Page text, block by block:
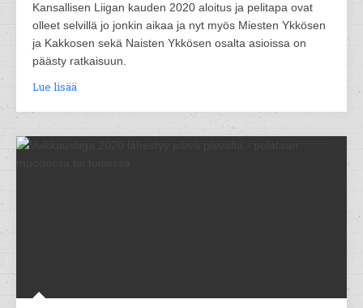
Kansallisen Liigan kauden 2020 aloitus ja pelitapa ovat
olleet selvillä jo jonkin aikaa ja nyt myös Miesten Ykkösen
ja Kakkosen sekä Naisten Ykkösen osalta asioissa on
päästy ratkaisuun.
Lue lisää